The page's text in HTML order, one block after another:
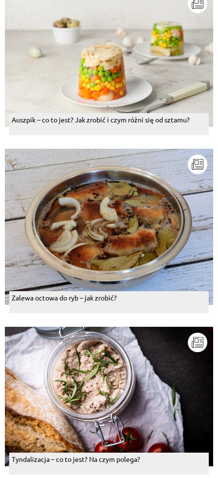
Auszpik – co to jest? Jak zrobić i czym różni się od sztamu?
Zalewa octowa do ryb – jak zrobić?
Tyndalizacja – co to jest? Na czym polega?